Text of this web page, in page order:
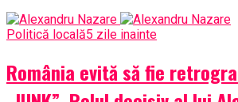
Politică locală5 zile inainte
România evită să fie